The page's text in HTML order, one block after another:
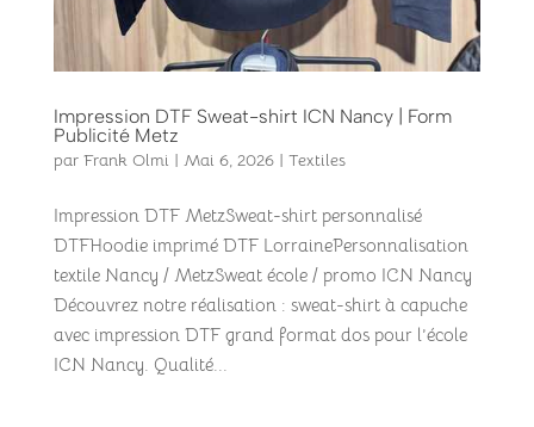
Impression DTF Sweat-shirt ICN Nancy | Form
Publicité Metz
par Frank Olmi | Mai 6, 2026| Textiles
Impression DTF MetzSweat-shirt personnalisé
DTFHoodie imprimé DTF LorrainePersonnalisation
textile Nancy / MetzSweat école / promo ICN Nancy
Découvrez notre réalisation : sweat-shirt à capuche
avec impression DTF grand format dos pour l’école
ICN Nancy. Qualité...